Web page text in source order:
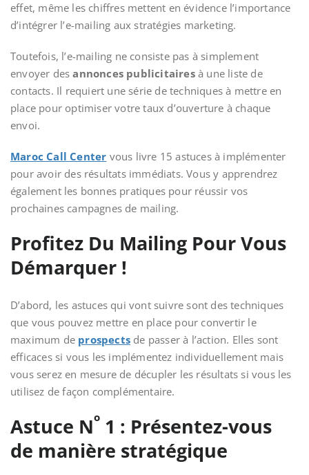
effet, même les chiffres mettent en évidence l’importance
d’intégrer l’e-mailing aux stratégies marketing.
Toutefois, l’e-mailing ne consiste pas à simplement
envoyer desannonces publicitairesà une liste de
contacts. Il requiert une série de techniques à mettre en
place pour optimiser votre taux d’ouverture à chaque
envoi.
Maroc Call Center vous livre 15 astuces à implémenter
pour avoir des résultats immédiats. Vous y apprendrez
également les bonnes pratiques pour réussir vos
prochaines campagnes de mailing.
Profitez Du Mailing Pour Vous
Démarquer !
D’abord, les astuces qui vont suivre sont des techniques
que vous pouvez mettre en place pour convertir le
maximum de prospects de passer à l’action. Elles sont
efficaces si vous les implémentez individuellement mais
vous serez en mesure de décupler les résultats si vous les
utilisez de façon complémentaire.
Astuce No 1 : Présentez-vous
de manière stratégique